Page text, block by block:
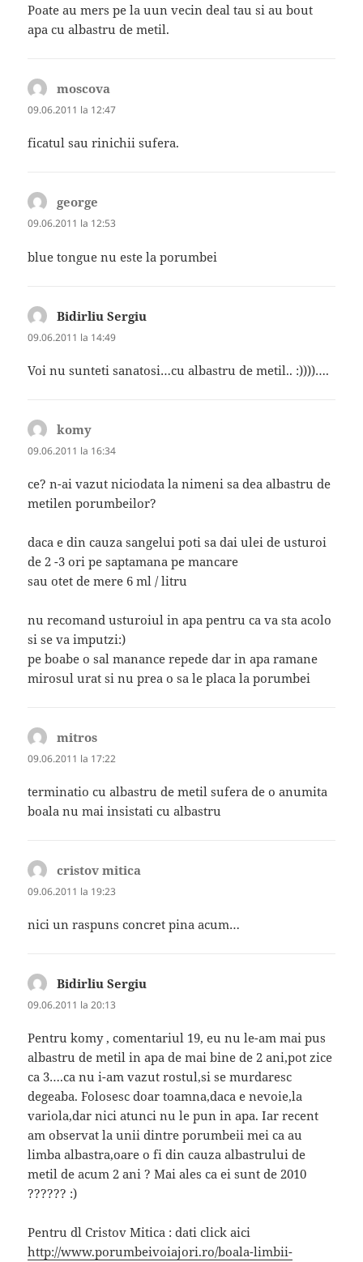
Poate au mers pe la uun vecin deal tau si au bout
apa cu albastru de metil.
moscova
09.06.2011 la 12:47
ficatul sau rinichii sufera.
george
09.06.2011 la 12:53
blue tongue nu este la porumbei
Bidirliu Sergiu
09.06.2011 la 14:49
Voi nu sunteti sanatosi…cu albastru de metil.. :))))….
komy
09.06.2011 la 16:34
ce? n-ai vazut niciodata la nimeni sa dea albastru de
metilen porumbeilor?
daca e din cauza sangelui poti sa dai ulei de usturoi
de 2 -3 ori pe saptamana pe mancare
sau otet de mere 6 ml / litru
nu recomand usturoiul in apa pentru ca va sta acolo
si se va imputzi:)
pe boabe o sal manance repede dar in apa ramane
mirosul urat si nu prea o sa le placa la porumbei
mitros
09.06.2011 la 17:22
terminatio cu albastru de metil sufera de o anumita
boala nu mai insistati cu albastru
cristov mitica
09.06.2011 la 19:23
nici un raspuns concret pina acum…
Bidirliu Sergiu
09.06.2011 la 20:13
Pentru komy , comentariul 19, eu nu le-am mai pus
albastru de metil in apa de mai bine de 2 ani,pot zice
ca 3….ca nu i-am vazut rostul,si se murdaresc
degeaba. Folosesc doar toamna,daca e nevoie,la
variola,dar nici atunci nu le pun in apa. Iar recent
am observat la unii dintre porumbeii mei ca au
limba albastra,oare o fi din cauza albastrului de
metil de acum 2 ani ? Mai ales ca ei sunt de 2010
?????? :)
Pentru dl Cristov Mitica : dati click aici
http://www.porumbeivoiajori.ro/boala-limbii-